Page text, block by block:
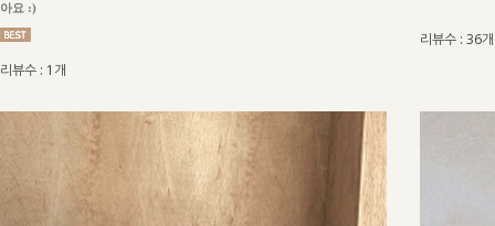
아요 :)
리뷰수 : 1개
리뷰수 : 36개